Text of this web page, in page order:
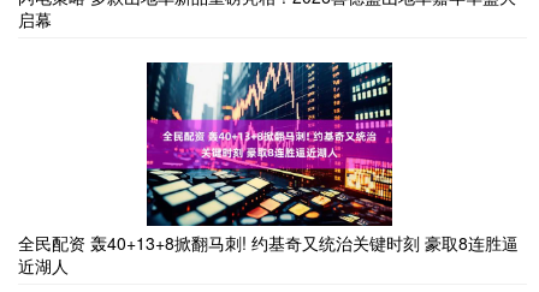
启幕
全民配资 轰40+13+8掀翻马刺! 约基奇又统治关键时刻 豪取8连胜逼
近湖人